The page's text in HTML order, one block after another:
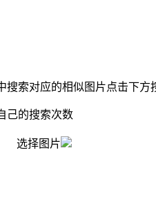
搜索对应的相似图片点击下方
己的搜索次数
选择图片